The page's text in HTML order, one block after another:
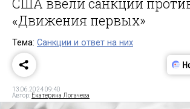
«Движения первых»
Тема: Санкции и ответ на них
13.06.2024 09:40
Автор: Екатерина Логачева